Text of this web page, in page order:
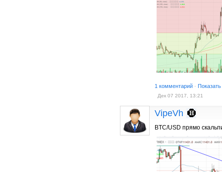
1 комментарий ·
Дек 07 2017, 13:21
VipeVh
BTC/USD прямо